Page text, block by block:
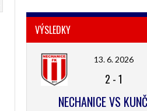
VÝSLEDKY
13. 6. 2026
2 -1
NECHANICE VS